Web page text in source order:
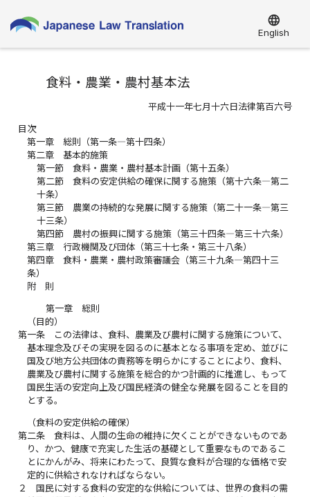
language
English
食料・農業・農村基本法
平成十一年七月十六日法律第百六号
目次
第一章 総則（第一条―第十四条）
第二章 基本的施策
第一節 食料・農業・農村基本計画（第十五条）
第二節 食料の安定供給の確保に関する施策（第十六条―第二
十条）
第三節 農業の持続的な発展に関する施策（第二十一条―第三
十三条）
第四節 農村の振興に関する施策（第三十四条―第三十六条）
第三章 行政機関及び団体（第三十七条・第三十八条）
第四章 食料・農業・農村政策審議会（第三十九条―第四十三
条）
附 則
第一章 総則
（目的）
第一条
この法律は、食料、農業及び農村に関する施策について、
基本理念及びその実現を図るのに基本となる事項を定め、並びに
国及び地方公共団体の責務等を明らかにすることにより、食料、
農業及び農村に関する施策を総合的かつ計画的に推進し、もって
国民生活の安定向上及び国民経済の健全な発展を図ることを目的
とする。
（食料の安定供給の確保）
第二条
食料は、人間の生命の維持に欠くことができないものであ
り、かつ、健康で充実した生活の基礎として重要なものであるこ
とにかんがみ、将来にわたって、良質な食料が合理的な価格で安
定的に供給されなければならない。
２
国民に対する食料の安定的な供給については、世界の食料の需